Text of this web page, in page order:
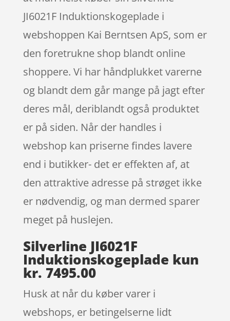
JI6021F Induktionskogeplade i
webshoppen Kai Berntsen ApS, som er
den foretrukne shop blandt online
shoppere. Vi har håndplukket varerne
og blandt dem går mange på jagt efter
deres mål, deriblandt også produktet
er på siden. Når der handles i
webshop kan priserne findes lavere
end i butikker- det er effekten af, at
den attraktive adresse på strøget ikke
er nødvendig, og man dermed sparer
meget på huslejen.
Silverline JI6021F
Induktionskogeplade kun
kr. 7495.00
Husk at når du køber varer i
webshops, er betingelserne lidt